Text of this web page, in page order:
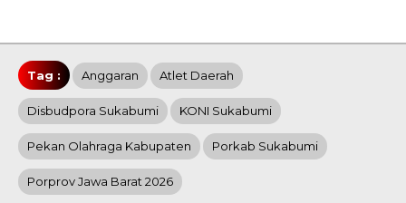
Tag : Anggaran Atlet Daerah
Disbudpora Sukabumi KONI Sukabumi
Pekan Olahraga Kabupaten Porkab Sukabumi
Porprov Jawa Barat 2026